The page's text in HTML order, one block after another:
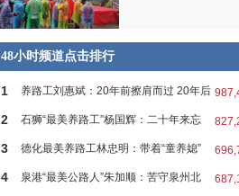
48小时频道点击排行
1 养路工刘惠斌：20年前擦肩而过 20年后
2 石狮“最美养路工”杨国辉：二十年来忘
3 德化最美养路工林忠明：带着“童养媳”
4 泉港“最美公路人”朱加顺：苦守泉州北